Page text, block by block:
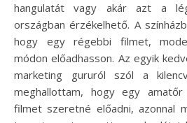
hangulatát vagy akár azt a
országban érzékelhető. A
hogy egy régebbi filmet,
módon előadhasson. Az egyik
marketing gururól szól a
meghallottam, hogy egy
filmet szeretné előadni, azonnal